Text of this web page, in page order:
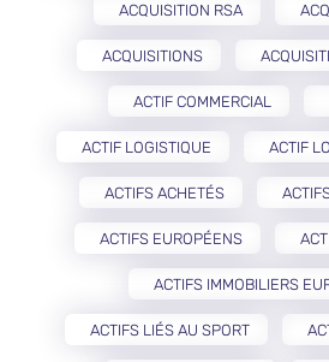
ACQUISITION RSA
ACQUISITIONS
ACTIF COMMERCIAL
ACTIF LOGISTIQUE ACTIF
ACTIFS ACHETÉS
ACTIFS EUROPÉENS
ACTIFS IMMOBILIERS
ACTIFS LIÉS AU SPORT